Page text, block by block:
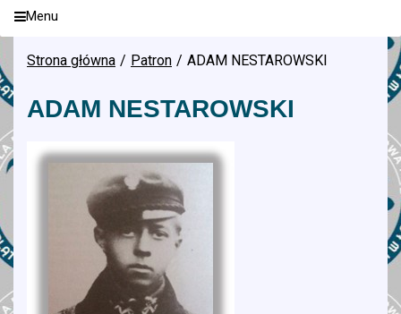
Menu
Strona główna Patron ADAM NESTAROWSKI
ADAM NESTAROWSKI